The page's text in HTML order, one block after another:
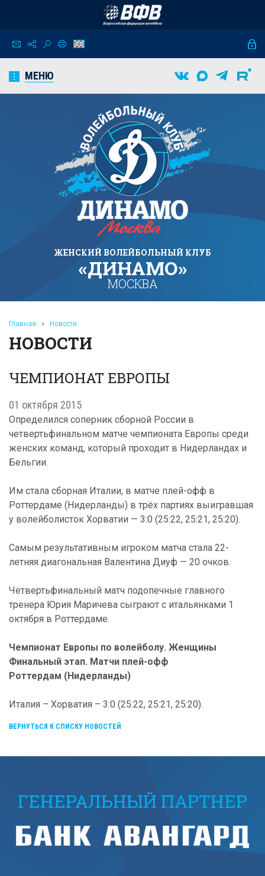
МЕНЮ
ЖЕНСКИЙ ВОЛЕЙБОЛЬНЫЙ КЛУБ
«ДИНАМО»
МОСКВА
Главная » Новости
НОВОСТИ
ЧЕМПИОНАТ ЕВРОПЫ
01 октября 2015
Определился соперник сборной России в
четвертьфинальном матче чемпионата Европы среди
женских команд, который проходит в Нидерландах и
Бельгии.
Им стала сборная Италии, в матче плей-офф в
Роттердаме (Нидерланды) в трёх партиях выигравшая
у волейболисток Хорватии — 3:0 (25:22, 25:21, 25:20).
Самым результативным игроком матча стала 22-
летняя диагональная Валентина Диуф — 20 очков.
Четвертьфинальный матч подопечные главного
тренера Юрия Маричева сыграют с итальянками 1
октября в Роттердаме.
Чемпионат Европы по волейболу. Женщины
Финальный этап. Матчи плей-офф
Роттердам (Нидерланды)
Италия – Хорватия – 3:0 (25:22, 25:21, 25:20).
ВЕРНУТЬСЯ К СПИСКУ НОВОСТЕЙ
ГЕНЕРАЛЬНЫЙ ПАРТНЕР